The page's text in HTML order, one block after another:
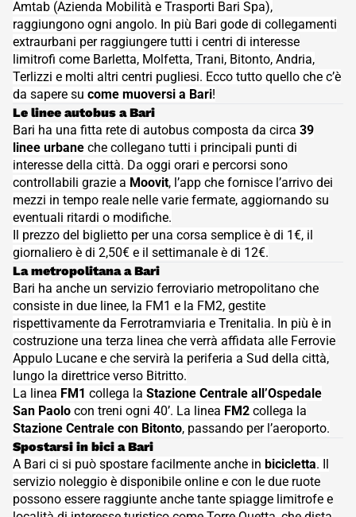
Amtab (Azienda Mobilità e Trasporti Bari Spa),
raggiungono ogni angolo. In più Bari gode di collegamenti
extraurbani per raggiungere tutti i centri di interesse
limitrofi come Barletta, Molfetta, Trani, Bitonto, Andria,
Terlizzi e molti altri centri pugliesi. Ecco tutto quello che c’è
da sapere su come muoversi a Bari!
- Come spostarsi nella perla del Sud? Muoversi a Bari con i mezzi
Le linee autobus a Bari
Bari ha una fitta rete di autobus composta da circa 39
linee urbane che collegano tutti i principali punti di
interesse della città. Da oggi orari e percorsi sono
controllabili grazie a Moovit, l’app che fornisce l’arrivo dei
mezzi in tempo reale nelle varie fermate, aggiornando su
eventuali ritardi o modifiche.
Il prezzo del biglietto per una corsa semplice è di 1€, il
giornaliero è di 2,50€ e il settimanale è di 12€.
- Le linee autobus a Bari Bari ha una fitta rete di autobus
La metropolitana a Bari
Bari ha anche un servizio ferroviario metropolitano che
consiste in due linee, la FM1 e la FM2, gestite
rispettivamente da Ferrotramviaria e Trenitalia. In più è in
costruzione una terza linea che verrà affidata alle Ferrovie
Appulo Lucane e che servirà la periferia a Sud della città,
lungo la direttrice verso Bitritto.
La linea FM1 collega la Stazione Centrale all’Ospedale
San Paolo con treni ogni 40’. La linea FM2 collega la
Stazione Centrale con Bitonto, passando per l’aeroporto.
- La metropolitana a Bari Bari ha anche un servizio ferroviario
Spostarsi in bici a Bari
A Bari ci si può spostare facilmente anche in bicicletta. Il
servizio noleggio è disponibile online e con le due ruote
possono essere raggiunte anche tante spiagge limitrofe e